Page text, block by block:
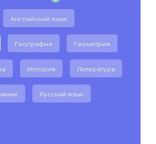
Английский язык
География Геометрия
История Литература
Русский язык